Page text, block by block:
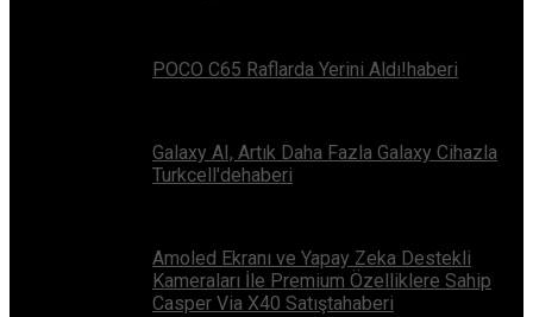
POCO C65 Raflarda Yerini Aldı!haberi
Galaxy AI, Artık Daha Fazla Galaxy Cihazla
Turkcell'dehaberi
Amoled Ekranı ve Yapay Zeka Destekli
Kameraları İle Premium Özelliklere Sahip
Casper Via X40 Satıştahaberi